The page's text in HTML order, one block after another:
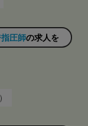
圧師の求人を